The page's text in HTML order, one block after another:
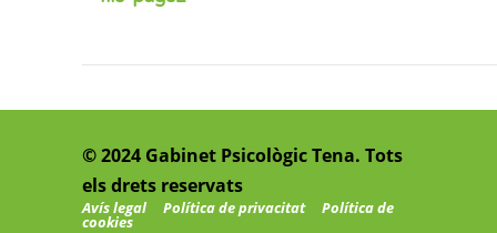
© 2024 Gabinet Psicològic Tena. Tots
els drets reservats
Avís legal Política de privacitat Política de
cookies